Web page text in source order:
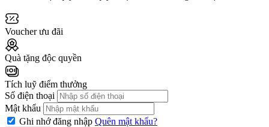
Voucher ưu đãi
Quà tặng độc quyền
Tích luỹ điểm thưởng
Số điện thoại
Mật khẩu
Ghi nhớ đăng nhập Quên mật khẩu?